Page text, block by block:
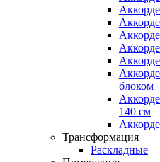
блоком
140 см
Трансформация
Раскладные